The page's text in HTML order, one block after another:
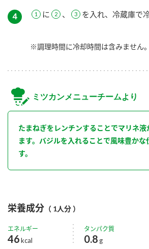
４ に 、 を入れ、冷蔵庫で冷
※調理時間に冷却時間は含みません。
ミツカンメニューチームより
たまねぎをレンチンすることでマリネ液
ます。バジルを入れることで風味豊かな
す。
栄養成分 （ 1人分 ）
エネルギー
46kcal
タンパク質
0.8 g